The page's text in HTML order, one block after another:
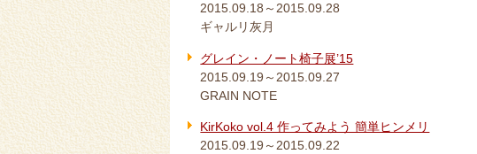
2015.09.18～2015.09.28
ギャルリ灰月
グレイン・ノート椅子展’15
2015.09.19～2015.09.27
GRAIN NOTE
KirKoko vol.4 作ってみよう 簡単ヒンメリ
2015.09.19～2015.09.22